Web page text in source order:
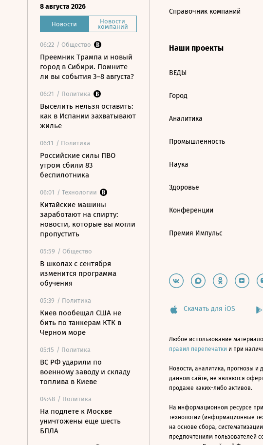
8 августа 2026
Новости Новости
компаний
06:22 / Общество
Преемник Трампа и новый
город в Сибири. Помните
ли вы события 3–8 августа?
06:21 / Политика
Выселить нельзя оставить:
как в Испании захватывают
жилье
06:11 / Политика
Российские силы ПВО
утром сбили 83
беспилотника
06:01 / Технологии
Китайские машины
заработают на спирту:
новости, которые вы могли
пропустить
05:59 / Общество
В школах с сентября
изменится программа
обучения
05:39 / Политика
Киев пообещал США не
бить по танкерам КТК в
Черном море
05:15 / Политика
ВС РФ ударили по
военному заводу и складу
топлива в Киеве
04:48 / Политика
На подлете к Москве
уничтожены еще шесть
БПЛА
Справочник компаний
Наши проекты
ВЕДЫ
Город
Аналитика
Промышленность
Наука
Здоровье
Конференции
Премия Импульс
Скачать для iOS
Любое использование
правил перепечатки и при
Новости, аналитика, прогнозы
данном сайте, не являются
продаже каких-либо активов.
На информационном ресурсе
технологии (информационные
на основе сбора,
предпочтениям пользователей